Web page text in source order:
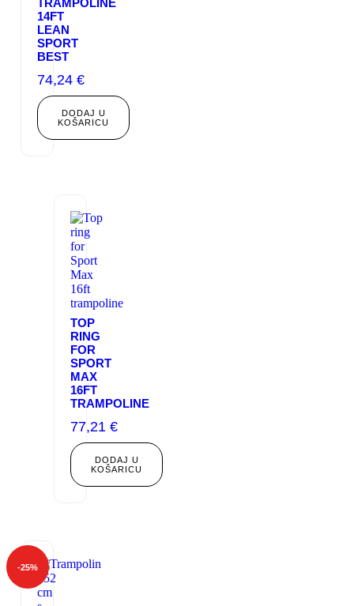
TRAMPOLINE
14FT
LEAN
SPORT
BEST
74,24 €
DODAJ U
KOŠARICU
TOP
RING
FOR
SPORT
MAX
16FT
TRAMPOLINE
77,21 €
DODAJ U
KOŠARICU
-25%